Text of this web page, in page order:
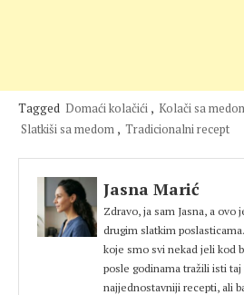
Tagged Domaći kolačići , Kolači sa
Slatkiši sa medom , Tradicionalni recept
Jasna Marić
Zdravo, ja sam Jasna, a ovo
drugim slatkim
koje smo svi nekad jeli kod
posle godinama tražili isti
najjednostavniji recepti, ali